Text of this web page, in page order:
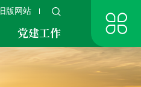
旧版网站
党建工作